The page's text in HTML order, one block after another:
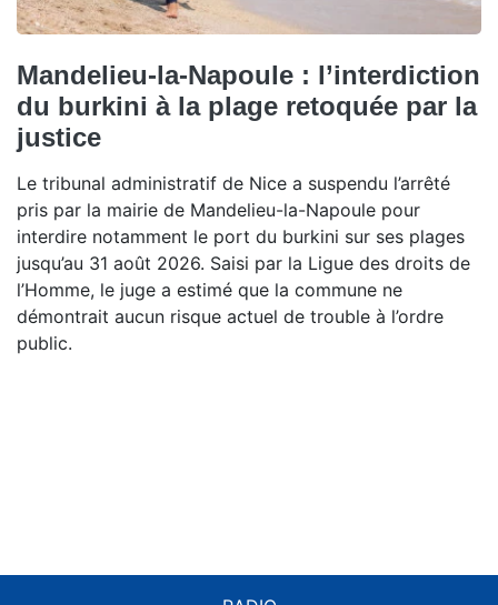
Mandelieu-la-Napoule : l’interdiction
du burkini à la plage retoquée par la
justice
Le tribunal administratif de Nice a suspendu l’arrêté
pris par la mairie de Mandelieu-la-Napoule pour
interdire notamment le port du burkini sur ses plages
jusqu’au 31 août 2026. Saisi par la Ligue des droits de
l’Homme, le juge a estimé que la commune ne
démontrait aucun risque actuel de trouble à l’ordre
public.